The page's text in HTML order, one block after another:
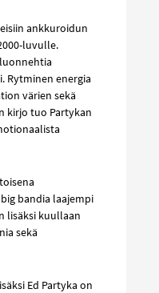
ankkuroidun
luvulle.
Rytminen energia
värien sekä
kirjo tuo Partykan
bandia laajempi
lisäksi kuullaan
sekä
Ed Partyka on